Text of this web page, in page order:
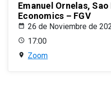
Emanuel Ornelas,
Economics – FGV
26 de Noviembre de
17:00
Zoom